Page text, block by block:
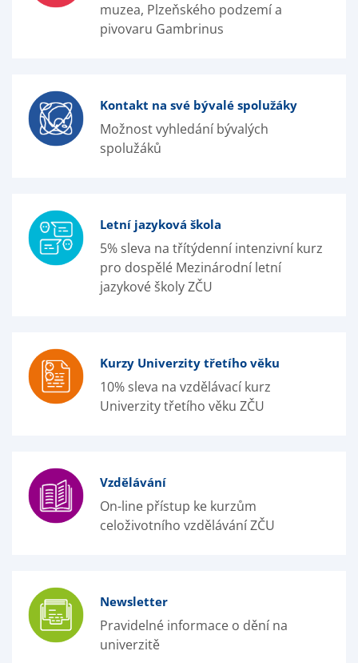
muzea, Plzeňského podzemí a
pivovaru Gambrinus
Kontakt na své bývalé spolužáky
Možnost vyhledání bývalých
spolužáků
Letní jazyková škola
5% sleva na třítýdenní intenzivní kurz
pro dospělé Mezinárodní letní
jazykové školy ZČU
Kurzy Univerzity třetího věku
10% sleva na vzdělávací kurz
Univerzity třetího věku ZČU
Vzdělávání
On-line přístup ke kurzům
celoživotního vzdělávání ZČU
Newsletter
Pravidelné informace o dění na
univerzitě